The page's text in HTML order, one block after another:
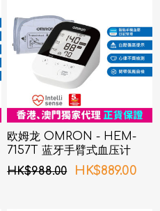
欧姆龙 OMRON - HEM-
7157T 蓝牙手臂式血压计
HK$988.00
HK$889.00